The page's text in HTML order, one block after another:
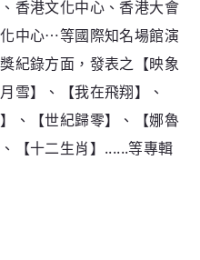
香港文化中心、香港大會
中心…等國際知名場館演
紀錄方面，發表之【映象
雪】、【我在飛翔】、
、【世紀歸零】、【娜魯
【十二生肖】......等專輯